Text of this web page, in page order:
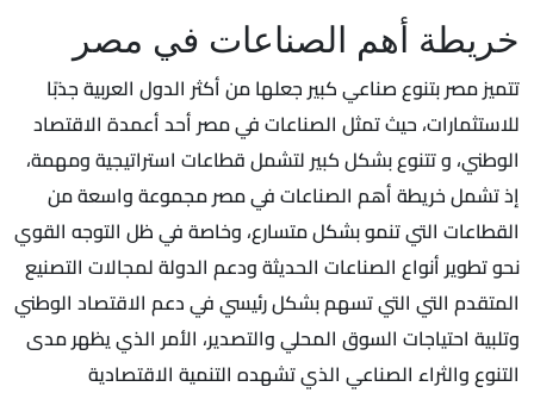
خريطة أهم الصناعات في مصر
تتميز مصر بتنوع صناعي كبير جعلها من أكثر الدول العربية جذبًا
للاستثمارات، حيث تمثل الصناعات في مصر أحد أعمدة الاقتصاد
الوطني، و تتنوع بشكل كبير لتشمل قطاعات استراتيجية ومهمة،
إذ تشمل خريطة أهم الصناعات في مصر مجموعة واسعة من
القطاعات التي تنمو بشكل متسارع، وخاصة في ظل التوجه القوي
نحو تطوير أنواع الصناعات الحديثة ودعم الدولة لمجالات التصنيع
المتقدم التي التي تسهم بشكل رئيسي في دعم الاقتصاد الوطني
وتلبية احتياجات السوق المحلي والتصدير، الأمر الذي يظهر مدى
التنوع والثراء الصناعي الذي تشهده التنمية الاقتصادية